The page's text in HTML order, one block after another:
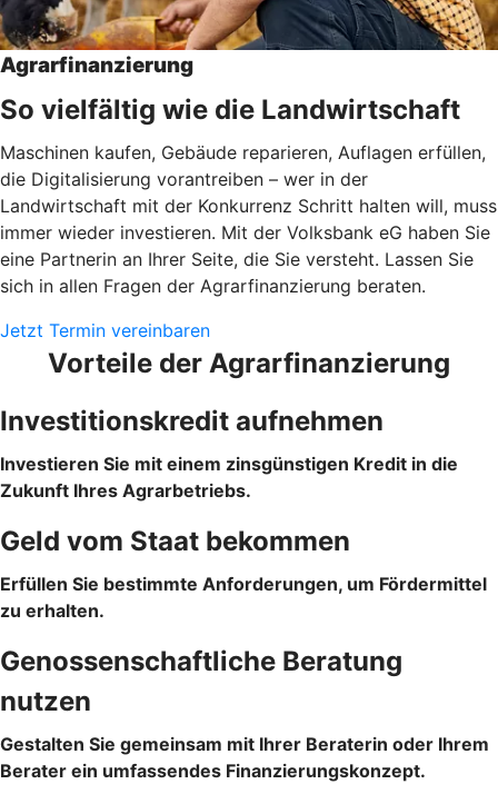
Agrarfinanzierung
So vielfältig wie die Landwirtschaft
Maschinen kaufen, Gebäude reparieren, Auflagen erfüllen,
die Digitalisierung vorantreiben – wer in der
Landwirtschaft mit der Konkurrenz Schritt halten will, muss
immer wieder investieren. Mit der Volksbank eG haben Sie
eine Partnerin an Ihrer Seite, die Sie versteht. Lassen Sie
sich in allen Fragen der Agrarfinanzierung beraten.
Jetzt Termin vereinbaren
Vorteile der Agrarfinanzierung
Investitionskredit aufnehmen
Investieren Sie mit einem zinsgünstigen Kredit in die
Zukunft Ihres Agrarbetriebs.
Geld vom Staat bekommen
Erfüllen Sie bestimmte Anforderungen, um Fördermittel
zu erhalten.
Genossenschaftliche Beratung
nutzen
Gestalten Sie gemeinsam mit Ihrer Beraterin oder Ihrem
Berater ein umfassendes Finanzierungskonzept.